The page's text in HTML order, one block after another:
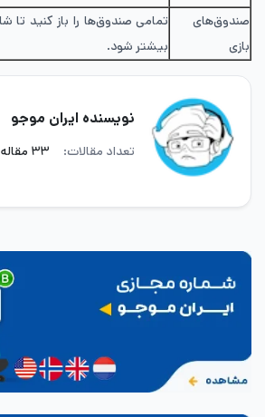
صندوق‌های
بازی
تمامی صندوق‌ها را باز کنید تا
بیشتر شود.
نویسنده ایران موجو
تعداد مقالات: ۳۳ مقاله